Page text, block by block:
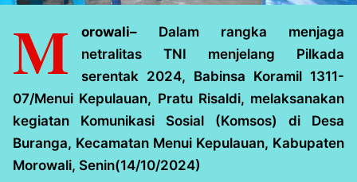
M orowali– Dalam rangka menjaga
netralitas TNI menjelang Pilkada
serentak 2024, Babinsa Koramil 1311-
07/Menui Kepulauan, Pratu Risaldi, melaksanakan
kegiatan Komunikasi Sosial (Komsos) di Desa
Buranga, Kecamatan Menui Kepulauan, Kabupaten
Morowali, Senin(14/10/2024)